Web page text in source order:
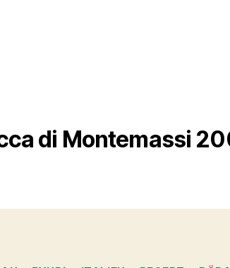
di Montemassi
Kategorier